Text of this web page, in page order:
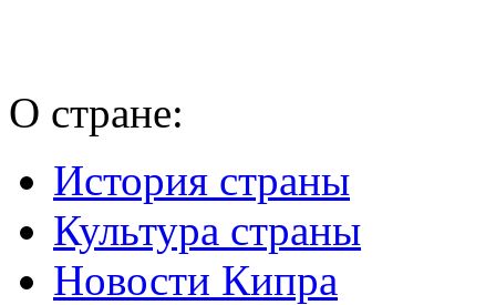
О стране:
История страны
Культура страны
Новости Кипра